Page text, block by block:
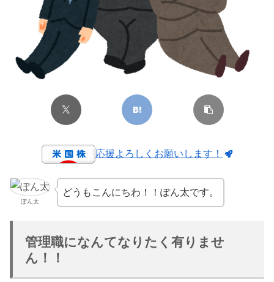
応援よろしくお願いします！
ぽん太
どうもこんにちわ！！ぽん太です。
管理職になんてなりたく有りませ
ん！！